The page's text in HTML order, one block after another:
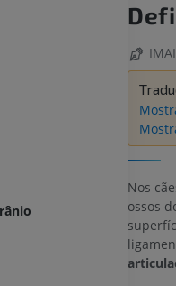
Nos
ossos